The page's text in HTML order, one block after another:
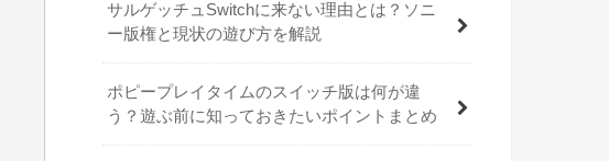
サルゲッチュSwitchに来ない理由とは？ソニ
ー版権と現状の遊び方を解説
ポピープレイタイムのスイッチ版は何が違
う？遊ぶ前に知っておきたいポイントまとめ